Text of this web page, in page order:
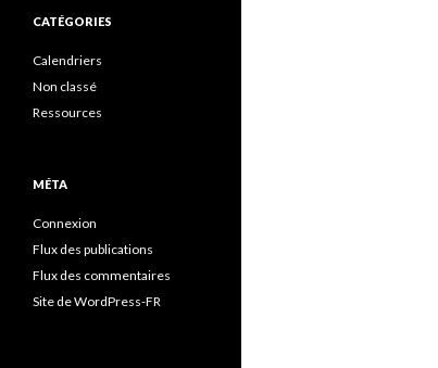
CATÉGORIES
Calendriers
Non classé
Ressources
MÉTA
Connexion
Flux des publications
Flux des commentaires
Site de WordPress-FR